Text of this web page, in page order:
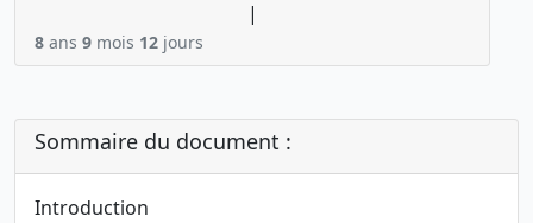
|
8 ans 9 mois 12 jours
Sommaire du document :
Introduction